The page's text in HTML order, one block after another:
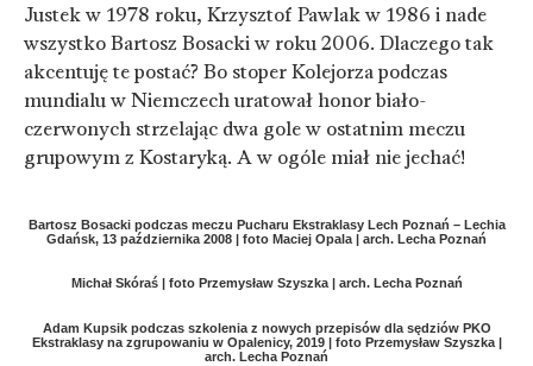
Justek w 1978 roku, Krzysztof Pawlak w 1986 i nade
wszystko Bartosz Bosacki w roku 2006. Dlaczego tak
akcentuję te postać? Bo stoper Kolejorza podczas
mundialu w Niemczech uratował honor biało-
czerwonych strzelając dwa gole w ostatnim meczu
grupowym z Kostaryką. A w ogóle miał nie jechać!
Bartosz Bosacki podczas meczu Pucharu Ekstraklasy Lech Poznań – Lechia
Gdańsk, 13 października 2008 | foto Maciej Opala | arch. Lecha Poznań
Michał Skóraś | foto Przemysław Szyszka | arch. Lecha Poznań
Adam Kupsik podczas szkolenia z nowych przepisów dla sędziów PKO
Ekstraklasy na zgrupowaniu w Opalenicy, 2019 | foto Przemysław Szyszka |
arch. Lecha Poznań